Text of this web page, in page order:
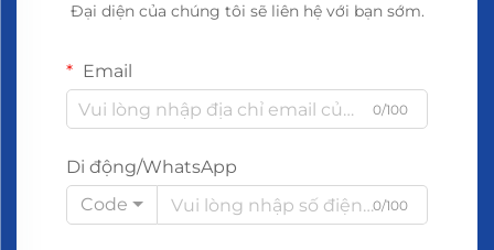
Đại diện của chúng tôi sẽ liên hệ với bạn sớm.
Email
0/100
Di động/WhatsApp
Code
0/100